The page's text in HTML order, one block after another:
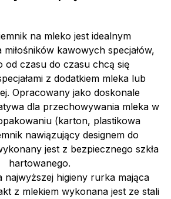
na mleko jest idealnym
kawowych specjałów,
od czasu do czasu chcą się
z dodatkiem mleka lub
Opracowany jako doskonale
dla przechowywania mleka w
(karton, plastikowa
nawiązujący designem do
jest z bezpiecznego szkła
hartowanego.
najwyższej higieny rurka mająca
z mlekiem wykonana jest ze stali